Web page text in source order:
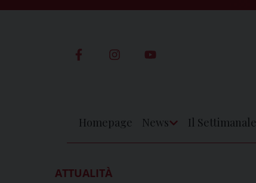
Homepage News Il Settimanale
ATTUALITÀ